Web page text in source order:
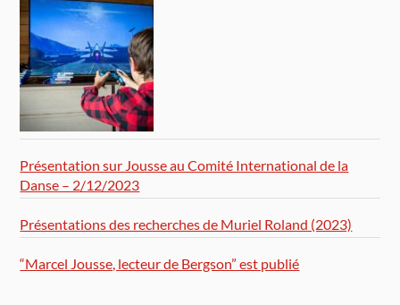
Présentation sur Jousse au Comité International de la
Danse – 2/12/2023
Présentations des recherches de Muriel Roland (2023)
“Marcel Jousse, lecteur de Bergson” est publié